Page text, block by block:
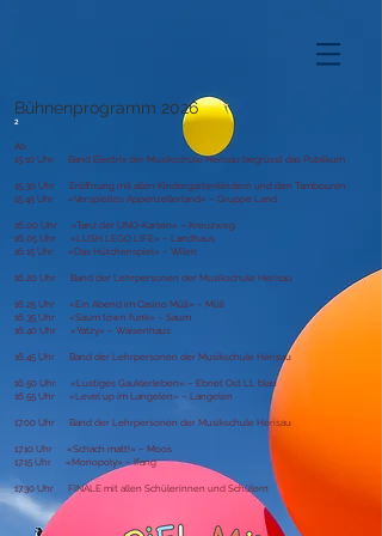
Bühnenprogramm 2026
2
Ab
15.10 Uhr Band Electrix der Musikschule Herisau begrüsst das Publikum
15.30 Uhr Eröffnung mit allen Kindergartenkindern und den Tambouren
15.45 Uhr «Verspieltes Appenzellerland» – Gruppe Land
16.00 Uhr «Tanz der UNO-Karten» – Kreuzweg
16.05 Uhr «LUSH LEGO LIFE» – Landhaus
16.15 Uhr «Das Hütchenspiel» – Wilen
16.20 Uhr Band der Lehrpersonen der Musikschule Herisau
16.25 Uhr «Ein Abend im Casino Müli» – Müli
16.35 Uhr «Saum town funk» – Saum
16.40 Uhr «Yatzy» – Waisenhaus
16.45 Uhr Band der Lehrpersonen der Musikschule Herisau
16.50 Uhr «Lustiges Gauklerleben» – Ebnet Ost LL blau
16.55 Uhr «Level up im Langelen» – Langelen
17.00 Uhr Band der Lehrpersonen der Musikschule Herisau
17.10 Uhr «Schach matt!» – Moos
17.15 Uhr «Monopoly» – Ifang
17.30 Uhr FINALE mit allen Schülerinnen und Schülern